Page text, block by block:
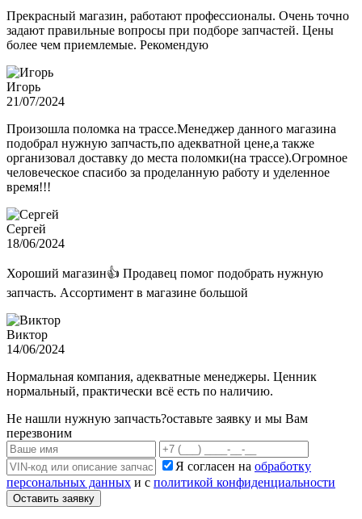
Прекрасный магазин, работают профессионалы. Очень точно
задают правильные вопросы при подборе запчастей. Цены
более чем приемлемые. Рекомендую
Игорь
21/07/2024
Произошла поломка на трассе.Менеджер данного магазина
подобрал нужную запчасть,по адекватной цене,а также
организовал доставку до места поломки(на трассе).Огромное
человеческое спасибо за проделанную работу и уделенное
время!!!
Сергей
18/06/2024
Хороший магазин👍 Продавец помог подобрать нужную
запчасть. Ассортимент в магазине большой
Виктор
14/06/2024
Нормальная компания, адекватные менеджеры. Ценник
нормальный, практически всё есть по наличию.
Не нашли нужную запчасть?оставьте заявку и мы Вам
перезвоним
Я согласен на обработку
персональных данных и с политикой конфиденциальности
Оставить заявку